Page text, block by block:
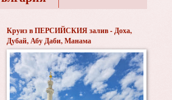
Круиз в ПЕРСИЙСКИЯ залив - Доха,
Дубай, Абу Даби, Манама